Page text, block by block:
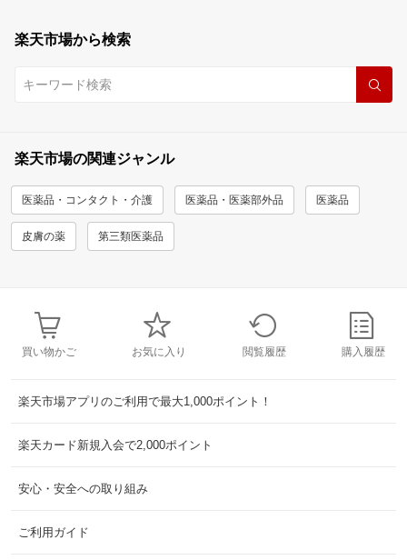
楽天市場から検索
楽天市場の関連ジャンル
医薬品・コンタクト・介護 医薬品・医薬部外品 医薬品
皮膚の薬 第三類医薬品
買い物かご お気に入り 閲覧履歴 購入履歴
楽天市場アプリのご利用で最大1,000ポイント！
楽天カード新規入会で2,000ポイント
安心・安全への取り組み
ご利用ガイド